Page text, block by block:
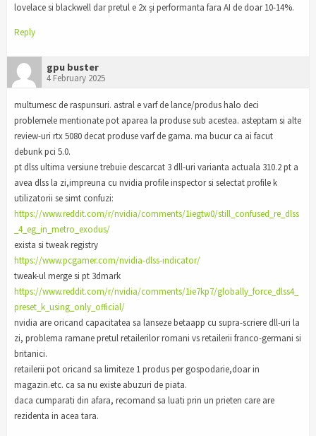
lovelace si blackwell dar pretul e 2x și performanta fara AI de doar 10-14%.
Reply
gpu buster
4 February 2025
multumesc de raspunsuri. astral e varf de lance/produs halo deci
problemele mentionate pot aparea la produse sub acestea. asteptam si alte
review-uri rtx 5080 decat produse varf de gama. ma bucur ca ai facut
debunk pci 5.0.
pt dlss ultima versiune trebuie descarcat 3 dll-uri varianta actuala 310.2 pt a
avea dlss la zi,impreuna cu nvidia profile inspector si selectat profile k
utilizatorii se simt confuzi:
https://www.reddit.com/r/nvidia/comments/1iegtw0/still_confused_re_dlss
_4_eg_in_metro_exodus/
exista si tweak registry
https://www.pcgamer.com/nvidia-dlss-indicator/
tweak-ul merge si pt 3dmark
https://www.reddit.com/r/nvidia/comments/1ie7kp7/globally_force_dlss4_
preset_k_using_only_official/
nvidia are oricand capacitatea sa lanseze betaapp cu supra-scriere dll-uri la
zi, problema ramane pretul retailerilor romani vs retailerii franco-germani si
britanici.
retailerii pot oricand sa limiteze 1 produs per gospodarie,doar in
magazin.etc. ca sa nu existe abuzuri de piata.
daca cumparati din afara, recomand sa luati prin un prieten care are
rezidenta in acea tara.